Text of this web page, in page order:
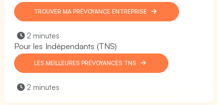
TROUVER MA PRÉVOYANCE ENTREPRISE
2 minutes
Pour les Indépendants (TNS)
LES MEILLEURES PRÉVOYANCES TNS
2 minutes